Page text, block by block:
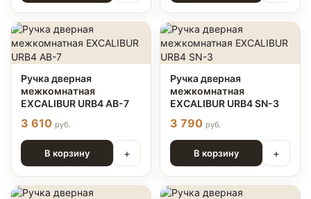
Ручка дверная
межкомнатная
EXCALIBUR URB4 АВ-7
3 610 руб.
В корзину +
Ручка дверная
межкомнатная
EXCALIBUR URB4 SN-3
3 790 руб.
В корзину +